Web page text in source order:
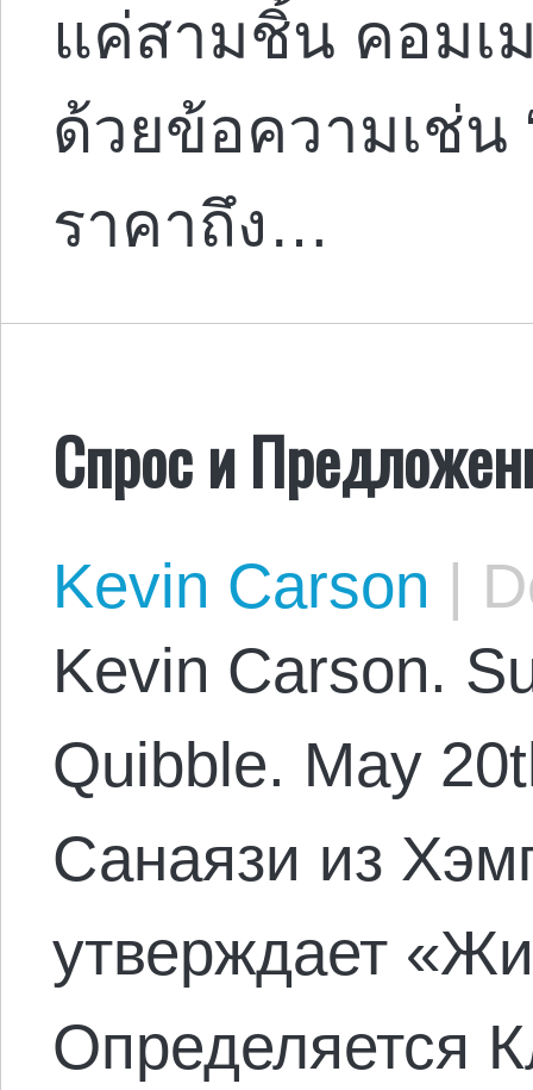
แค่สามชิ้น คอมเ
ด้วยข้อความเช่น
ราคาถึง…
Спрос и
Kevin Carson |
Kevin Carson.
Quibble. May
Санаязи из
утверждает
Определяется